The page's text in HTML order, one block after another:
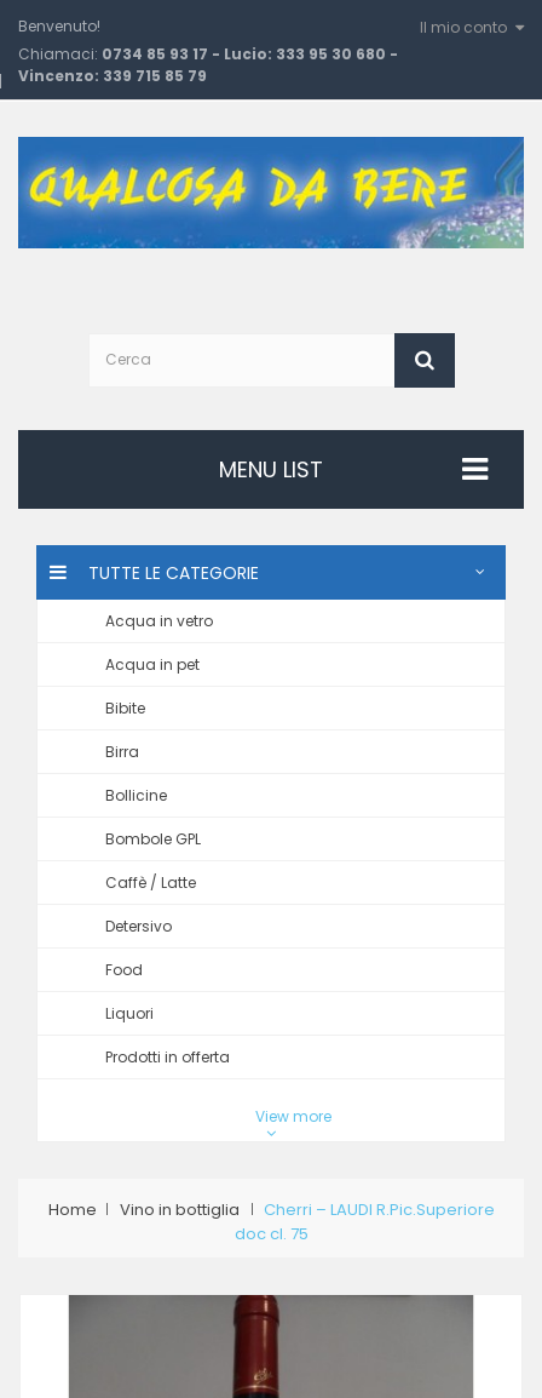
Il mio conto
Benvenuto!
Chiamaci: 0734 85 93 17 - Lucio: 333 95 30 680 -
Vincenzo: 339 715 85 79
MENU LIST
TUTTE LE CATEGORIE
Acqua in vetro
Acqua in pet
Bibite
Birra
Bollicine
Bombole GPL
Caffè / Latte
Detersivo
Food
Liquori
Prodotti in offerta
View more
Home Vino in bottiglia
Cherri – LAUDI R.Pic.Superiore
doc cl. 75